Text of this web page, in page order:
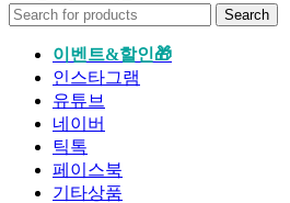
Search
이벤트&할인🎁
인스타그램
유튜브
네이버
틱톡
페이스북
기타상품